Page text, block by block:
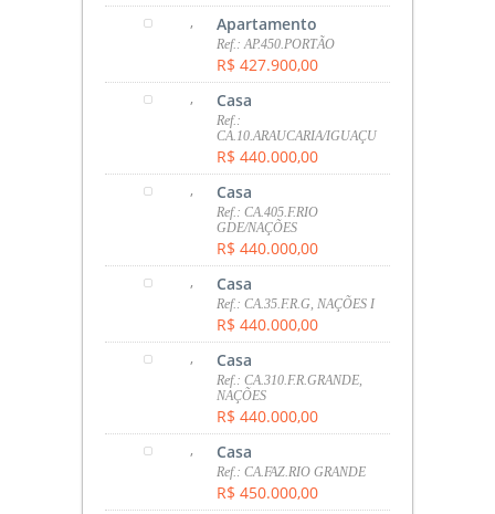
, Apartamento
Ref.: AP.450.PORTÃO
R$ 427.900,00
, Casa
Ref.:
CA.10.ARAUCARIA/IGUAÇU
R$ 440.000,00
, Casa
Ref.: CA.405.F.RIO
GDE/NAÇÕES
R$ 440.000,00
, Casa
Ref.: CA.35.F.R.G, NAÇÕES I
R$ 440.000,00
, Casa
Ref.: CA.310.F.R.GRANDE,
NAÇÕES
R$ 440.000,00
, Casa
Ref.: CA.FAZ.RIO GRANDE
R$ 450.000,00